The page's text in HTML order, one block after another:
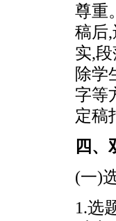
尊重
稿后
实,
除学
字等
定稿
四、
(一)
1.选